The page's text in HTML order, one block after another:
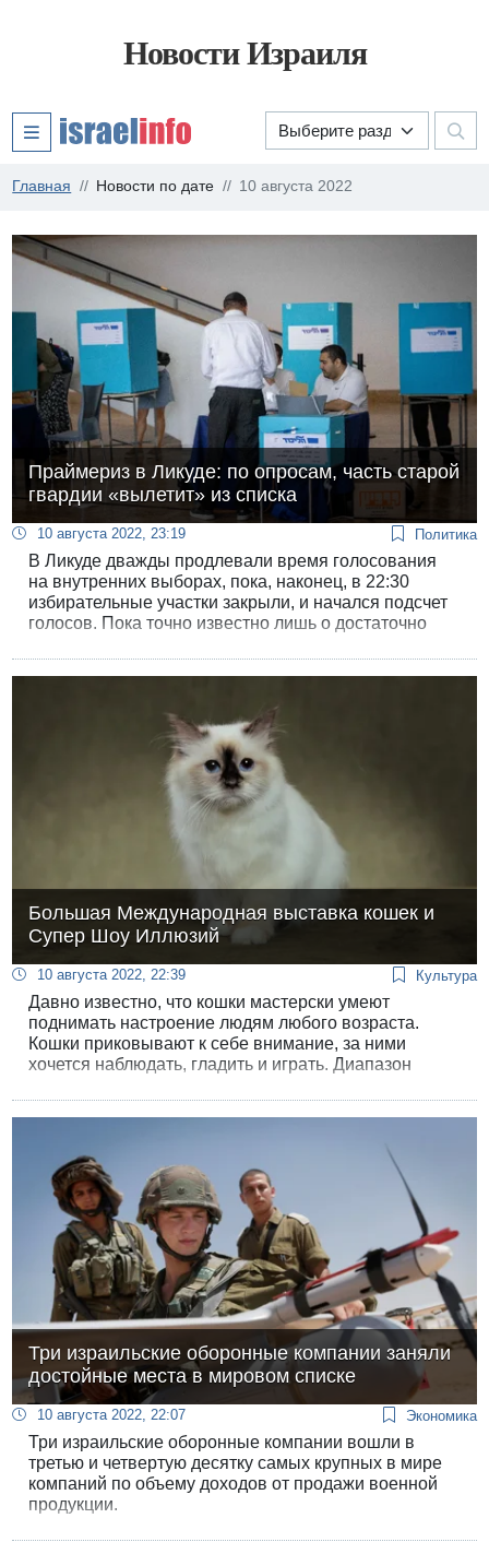
Новости Израиля
Главная Новости по дате 10 августа 2022
Праймериз в Ликуде: по опросам, часть старой
гвардии «вылетит» из списка
10 августа 2022, 23:19 Политика
В Ликуде дважды продлевали время голосования
на внутренних выборах, пока, наконец, в 22:30
избирательные участки закрыли, и начался подсчет
голосов. Пока точно известно лишь о достаточно
Кнессет 25-го созыва приняли участие около 79
Большая Международная выставка кошек и
Супер Шоу Иллюзий
10 августа 2022, 22:39 Культура
Давно известно, что кошки мастерски умеют
поднимать настроение людям любого возраста.
Кошки приковывают к себе внимание, за ними
хочется наблюдать, гладить и играть. Диапазон
урчания кошки успокаивает как шум дождя или
«антидепрессанты» для людей. А вибрации урчания
облегчают и снимают болезненные ощущения.
Три израильские оборонные компании заняли
достойные места в мировом списке
10 августа 2022, 22:07 Экономика
Три израильские оборонные компании вошли в
третью и четвертую десятку самых крупных в мире
компаний по объему доходов от продажи военной
продукции.